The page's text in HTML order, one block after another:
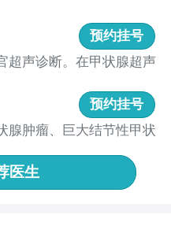
并恢复。
望的，那么在医院检查
收费标准。优质医院除
是有严格规范的，按照
易出现二次收费的情
准，所以存在着计费不
用，而且治*果无法*。
?郑州甲状腺医院提醒各
到小医院和门诊所医
果。可以根据以上规范
预约挂号
超声诊断。在甲状腺超声
预约挂号
腺肿瘤、巨大结节性甲状
医生